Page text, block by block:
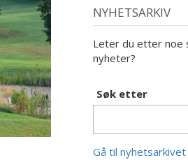
NYHETSARKIV
Leter du etter noe
nyheter?
Søk etter
Gå til nyhetsarkivet